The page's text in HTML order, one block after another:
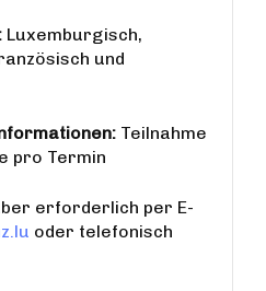
Luxemburgisch,
und
Teilnahme
pro Termin
erforderlich per E-
oder telefonisch